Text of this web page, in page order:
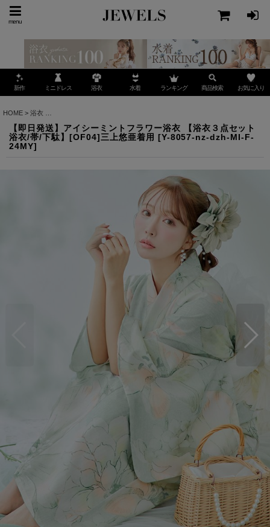
menu
新作 ミニドレス 浴衣 水着 ランキング 商品検索 お気に入り
HOME > 浴衣
【即日発送】アイシーミントフラワー浴衣 【浴衣３点セット
浴衣/帯/下駄】[OF04]三上悠亜着用 [Y-8057-nz-dzh-MI-F-
24MY]